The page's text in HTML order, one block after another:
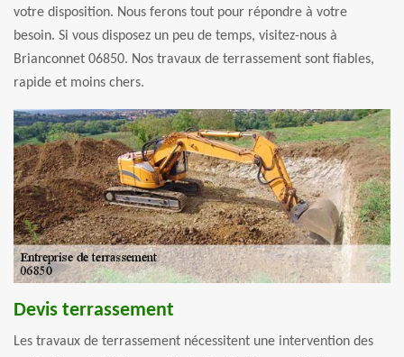
votre disposition. Nous ferons tout pour répondre à votre
besoin. Si vous disposez un peu de temps, visitez-nous à
Brianconnet 06850. Nos travaux de terrassement sont fiables,
rapide et moins chers.
Devis terrassement
Les travaux de terrassement nécessitent une intervention des